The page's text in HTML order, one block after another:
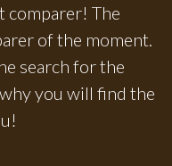
comparer! The
of the moment.
search for the
you will find the